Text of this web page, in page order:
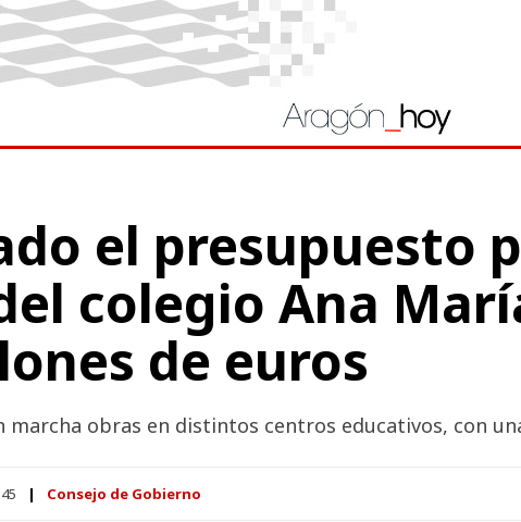
el presupuesto
colegio Ana
de euros
marcha obras en distintos centros educativos, con
Consejo de Gobierno